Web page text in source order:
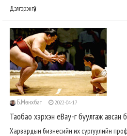
Дэлгэрэнгүй
Б.Мөнхбат 2022-04-17
Таобао хэрхэн eBay-г буулгаж авсан
Харвардын бизнесийн их сургуулийн